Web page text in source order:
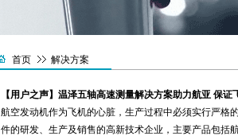
首页 解决方案
【用户之声】温泽五轴高速测量解决方案助力航亚 保证
航空发动机作为飞机的心脏，生产过程中必须实行严格
件的研发、生产及销售的高新技术企业，主要产品包括